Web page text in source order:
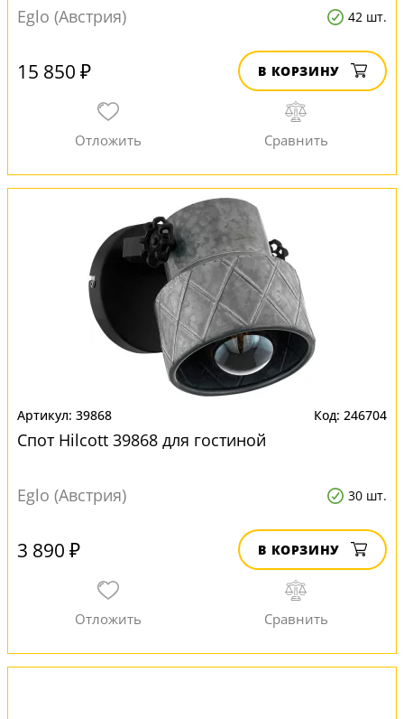
Eglo (Австрия) 42 шт.
15 850 ₽ В КОРЗИНУ
39868 246704
Спот Hilcott 39868 для гостиной
Eglo (Австрия) 30 шт.
3 890 ₽ В КОРЗИНУ